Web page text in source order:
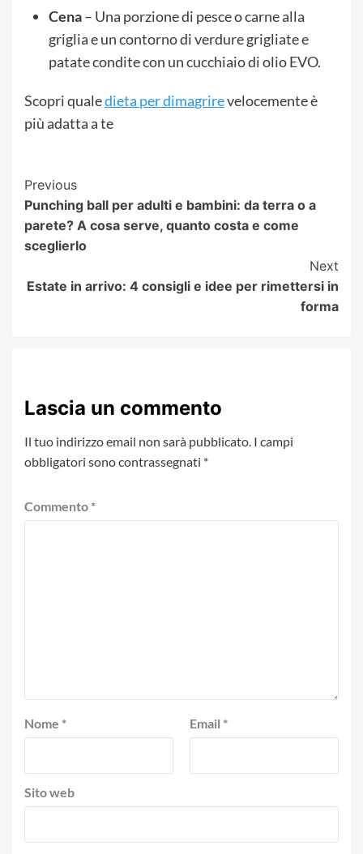
Cena– Una porzione di pesce o carne alla
griglia e un contorno di verdure grigliate e
patate condite con un cucchiaio di olio EVO.
Scopri qualedieta per dimagrirevelocemente è
più adatta a te
Post
Navigation
Previous
Punching ball per adulti e bambini: da terra o a
parete? A cosa serve, quanto costa e come
sceglierlo
Next
Estate in arrivo: 4 consigli e idee per rimettersi in
forma
Lascia un commento
Il tuo indirizzo email non sarà pubblicato. I campi
obbligatori sono contrassegnati *
Commento *
Nome * Email *
Sito web